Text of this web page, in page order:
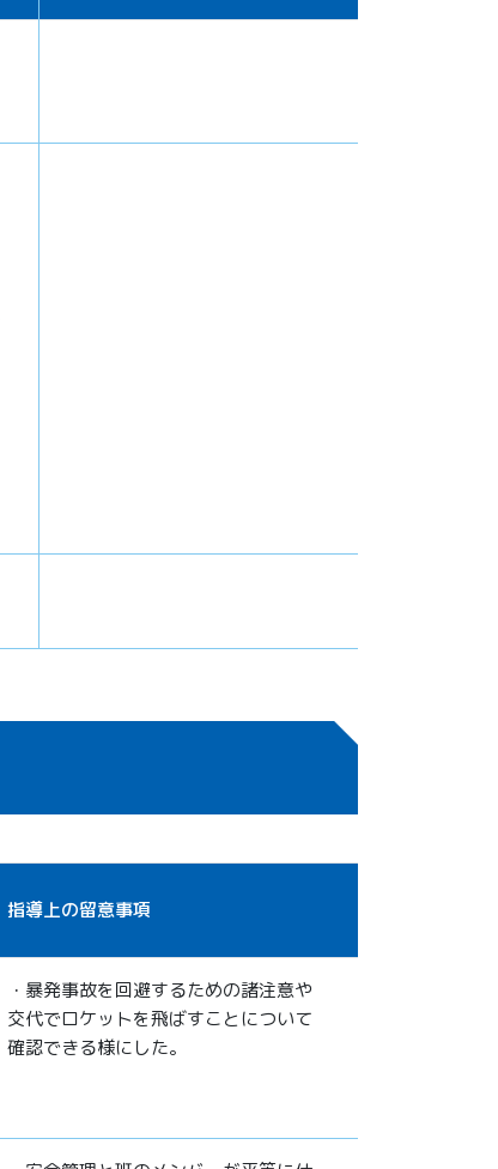
指導上の留意事項
・暴発事故を回避するための諸注意や
交代でロケットを飛ばすことについて
確認できる様にした。